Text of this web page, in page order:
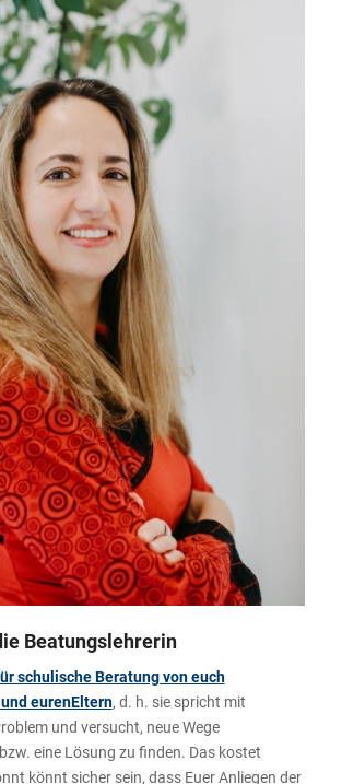
Beatungslehrerin
schulische Beratung von euch
eurenEltern, d. h. sie spricht mit
und versucht, neue Wege
eine Lösung zu finden. Das kostet
könnt sicher sein, dass Euer Anliegen der